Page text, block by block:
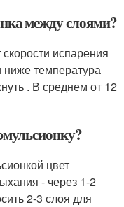
между слоями?
испарения
температура
. В среднем от 12
цвет
- через 1-2
2-3 слоя для